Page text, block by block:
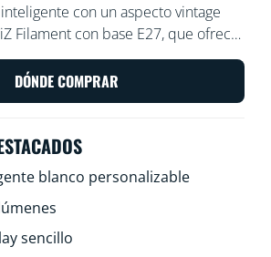
con un aspecto vintage
Filament con base E27, que ofrece
fría. Úsala con la aplicación WiZ o tu
intensidad e iluminar o usar modos
en configuraciones de Wi-Fi.
DÓNDE COMPRAR
blanco personalizable
sencillo